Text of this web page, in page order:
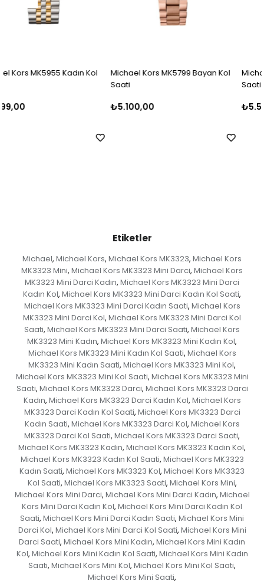
Michael Kors MK5799 Bayan Kol
₺5.100,00
Michael Kors MK5798 Bayan Kol
₺5.500,00
Etiketler
Michael, Michael Kors, Michael Kors MK3323, Michael Kors
MK3323 Mini, Michael Kors MK3323 Mini Darci, Michael Kors
MK3323 Mini Darci Kadın, Michael Kors MK3323 Mini Darci
Kadın Kol, Michael Kors MK3323 Mini Darci Kadın Kol Saati,
Michael Kors MK3323 Mini Darci Kadın Saati, Michael Kors
MK3323 Mini Darci Kol, Michael Kors MK3323 Mini Darci Kol
Saati, Michael Kors MK3323 Mini Darci Saati, Michael Kors
MK3323 Mini Kadın, Michael Kors MK3323 Mini Kadın Kol,
Michael Kors MK3323 Mini Kadın Kol Saati, Michael Kors
MK3323 Mini Kadın Saati, Michael Kors MK3323 Mini Kol,
Michael Kors MK3323 Mini Kol Saati, Michael Kors MK3323 Mini
Saati, Michael Kors MK3323 Darci, Michael Kors MK3323 Darci
Kadın, Michael Kors MK3323 Darci Kadın Kol, Michael Kors
MK3323 Darci Kadın Kol Saati, Michael Kors MK3323 Darci
Kadın Saati, Michael Kors MK3323 Darci Kol, Michael Kors
MK3323 Darci Kol Saati, Michael Kors MK3323 Darci Saati,
Michael Kors MK3323 Kadın, Michael Kors MK3323 Kadın Kol,
Michael Kors MK3323 Kadın Kol Saati, Michael Kors MK3323
Kadın Saati, Michael Kors MK3323 Kol, Michael Kors MK3323
Kol Saati, Michael Kors MK3323 Saati, Michael Kors Mini,
Michael Kors Mini Darci, Michael Kors Mini Darci Kadın, Michael
Kors Mini Darci Kadın Kol, Michael Kors Mini Darci Kadın Kol
Saati, Michael Kors Mini Darci Kadın Saati, Michael Kors Mini
Darci Kol, Michael Kors Mini Darci Kol Saati, Michael Kors Mini
Darci Saati, Michael Kors Mini Kadın, Michael Kors Mini Kadın
Kol, Michael Kors Mini Kadın Kol Saati, Michael Kors Mini Kadın
Saati, Michael Kors Mini Kol, Michael Kors Mini Kol Saati,
Michael Kors Mini Saati,